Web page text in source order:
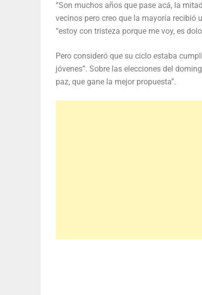
“Son muchos años que pase acá, la
vecinos pero creo que la mayoría recibió
“estoy con tristeza porque me voy, es
Pero consideró que su ciclo estaba
jóvenes”. Sobre las elecciones del
paz, que gane la mejor propuesta”.